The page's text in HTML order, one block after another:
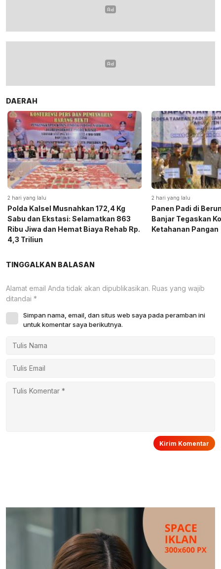
DAERAH
2 hari yang lalu
Polda Kalsel Musnahkan 172,4 Kg
Sabu dan Ekstasi: Selamatkan 863
Ribu Jiwa dan Hemat Biaya Rehab Rp.
4,3 Triliun
2 hari yang lalu
Panen Padi di
Banjar Tegaskan
Ketahanan Pangan
TINGGALKAN BALASAN
Alamat email Anda tidak akan dipublikasikan. Ruas yang wajib
ditandai *
Simpan nama, email, dan situs web saya pada peramban ini
untuk komentar saya berikutnya.